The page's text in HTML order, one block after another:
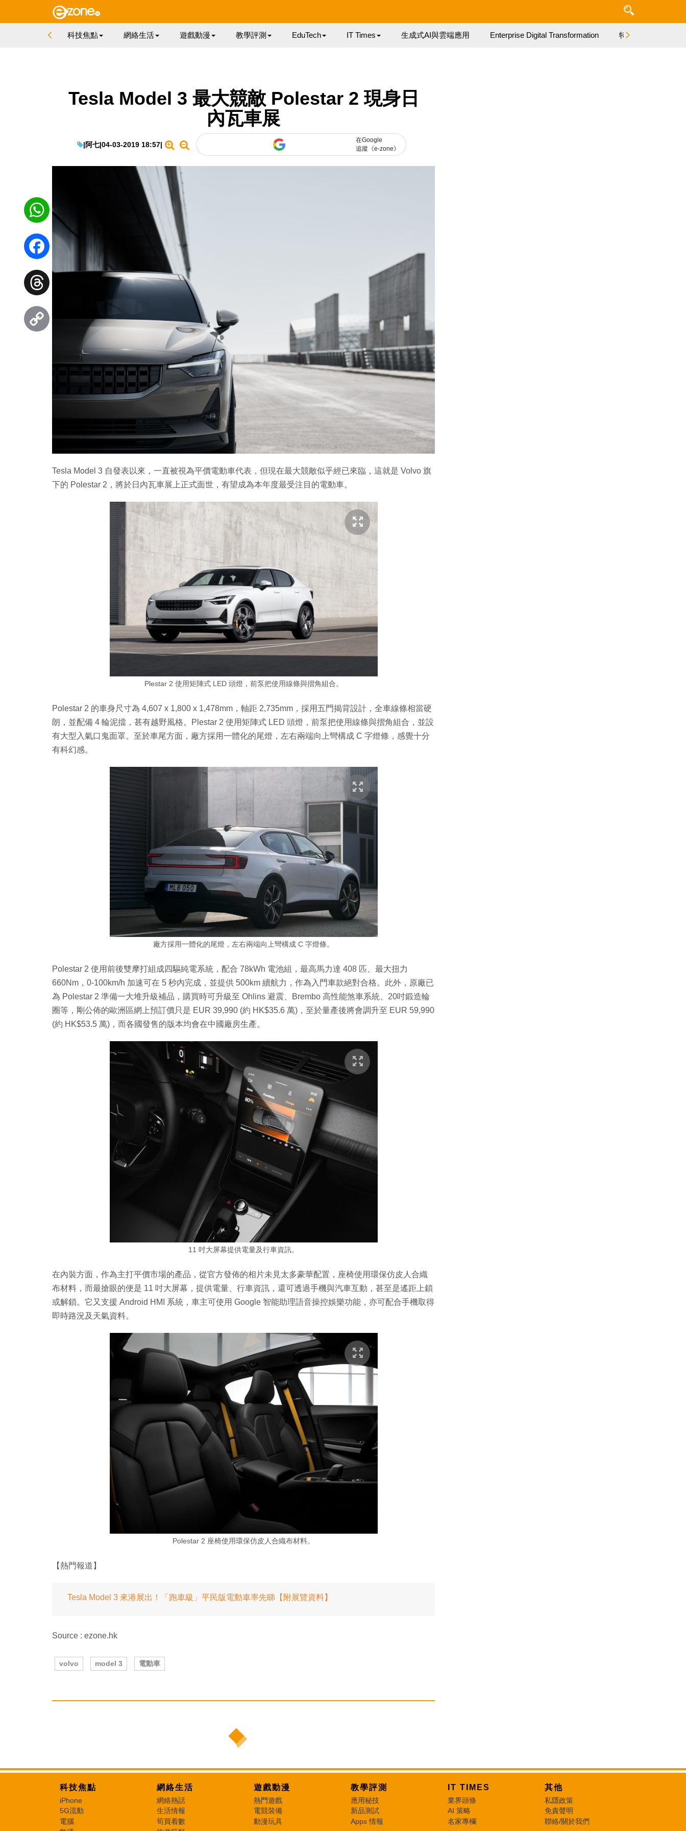
科技焦點 網絡生活 遊戲動漫 教學評測 EduTech IT Times 生成式AI與雲端應用 Enterprise Digital Transformation 特集
Tesla Model 3 最大競敵 Polestar 2 現身日
內瓦車展
|阿七|04-03-2019 18:57|
在Google
追蹤《e-zone》
Tesla Model 3 自發表以來，一直被視為平價電動車代表，但現在最大競敵似乎經已來臨，這就是 Volvo 旗
下的 Polestar 2，將於日內瓦車展上正式面世，有望成為本年度最受注目的電動車。
Plestar 2 使用矩陣式 LED 頭燈，前泵把使用線條與摺角組合。
Polestar 2 的車身尺寸為 4,607 x 1,800 x 1,478mm，軸距 2,735mm，採用五門揭背設計，全車線條相當硬
朗，並配備 4 輪泥擋，甚有越野風格。Plestar 2 使用矩陣式 LED 頭燈，前泵把使用線條與摺角組合，並設
有大型入氣口鬼面罩。至於車尾方面，廠方採用一體化的尾燈，左右兩端向上彎構成 C 字燈條，感覺十分
有科幻感。
廠方採用一體化的尾燈，左右兩端向上彎構成 C 字燈條。
Polestar 2 使用前後雙摩打組成四驅純電系統，配合 78kWh 電池組，最高馬力達 408 匹、最大扭力
660Nm，0-100km/h 加速可在 5 秒內完成，並提供 500km 續航力，作為入門車款絕對合格。此外，原廠已
為 Polestar 2 準備一大堆升級補品，購買時可升級至 Ohlins 避震、Brembo 高性能煞車系統、20吋鍛造輪
圈等，剛公佈的歐洲區網上預訂價只是 EUR 39,990 (約 HK$35.6 萬)，至於量產後將會調升至 EUR 59,990
(約 HK$53.5 萬)，而各國發售的版本均會在中國廠房生產。
11 吋大屏幕提供電量及行車資訊。
在內裝方面，作為主打平價市場的產品，從官方發佈的相片未見太多豪華配置，座椅使用環保仿皮人合織
布材料，而最搶眼的便是 11 吋大屏幕，提供電量、行車資訊，還可透過手機與汽車互動，甚至是遙距上鎖
或解鎖。它又支援 Android HMI 系統，車主可使用 Google 智能助理語音操控娛樂功能，亦可配合手機取得
即時路況及天氣資料。
Polestar 2 座椅使用環保仿皮人合織布材料。
【熱門報道】
Tesla Model 3 來港展出！「跑車級」平民版電動車率先睇【附展覽資料】
Source : ezone.hk
volvo model 3 電動車
WhatsApp
Facebook
Threads
Link
科技焦點
iPhone
5G流動
電腦
網絡生活
網絡熱話
生活情報
筍買着數
遊戲動漫
熱門遊戲
電競裝備
動漫玩具
教學評測
應用秘技
新品測試
Apps 情報
IT TIMES
業界頭條
AI 策略
名家專欄
其他
私隱政策
免責聲明
聯絡/關於我們